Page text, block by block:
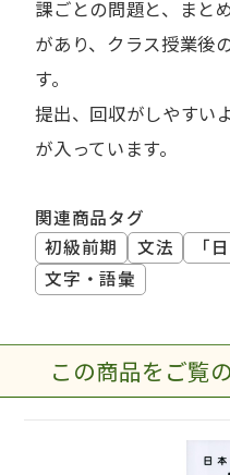
課ごとの問題と、まと
があり、クラス授業後
す。
提出、回収がしやすい
が入っています。
関連商品タグ
初級前期
文法
「
文字・語彙
この商品をご覧